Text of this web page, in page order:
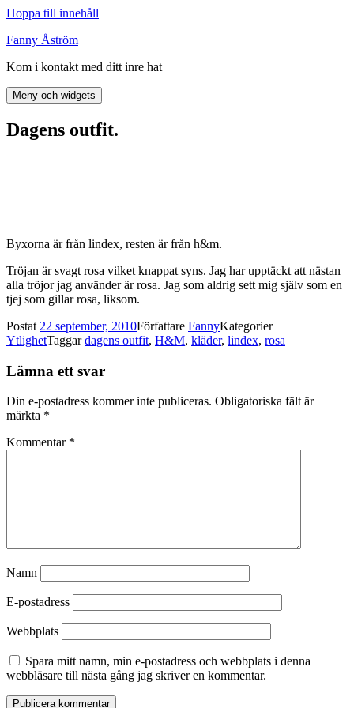
Hoppa till innehåll
Fanny Åström
Kom i kontakt med ditt inre hat
Meny och widgets
Dagens outfit.
Byxorna är från lindex, resten är från h&m.
Tröjan är svagt rosa vilket knappat syns. Jag har upptäckt att nästan
alla tröjor jag använder är rosa. Jag som aldrig sett mig själv som en
tjej som gillar rosa, liksom.
Postat 22 september, 2010Författare FannyKategorier
YtlighetTaggardagens outfit, H&M, kläder, lindex, rosa
Lämna ett svar
Din e-postadress kommer inte publiceras. Obligatoriska fält är
märkta *
Kommentar *
Namn
E-postadress
Webbplats
Spara mitt namn, min e-postadress och webbplats i denna
webbläsare till nästa gång jag skriver en kommentar.